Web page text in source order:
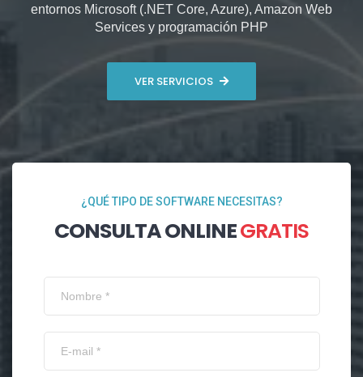
entornos Microsoft (.NET Core, Azure), Amazon Web
Services y programación PHP
VER SERVICIOS
¿QUÉ TIPO DE SOFTWARE NECESITAS?
CONSULTA ONLINEGRATIS